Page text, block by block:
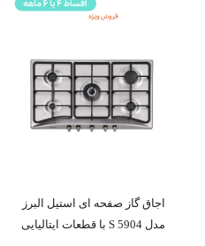
اجاق گاز صفحه ای استیل البرز
مدل S 5904 با قطعات ایتالیایی